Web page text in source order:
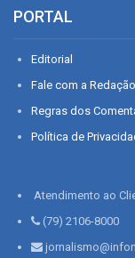
PORTAL
Editorial
Fale com a Redação
Regras dos
Política de
Atendimento ao
(79) 2106-8000